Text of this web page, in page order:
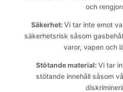
och
Säkerhet:Vi tar inte emot
säkerhetsrisk såsom
varor, vapen och
Stötande material:Vi tar
stötande innehåll såsom